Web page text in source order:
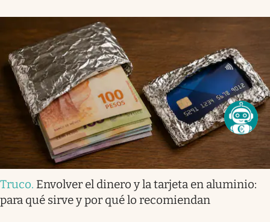
Truco. Envolver el dinero y la tarjeta en aluminio:
para qué sirve y por qué lo recomiendan